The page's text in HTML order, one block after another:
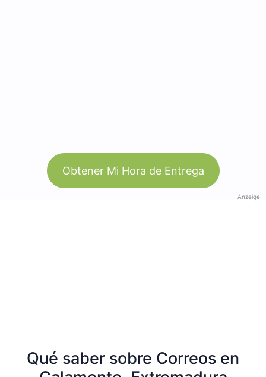
Obtener Mi Hora de Entrega
Anzeige
Qué saber sobre Correos en